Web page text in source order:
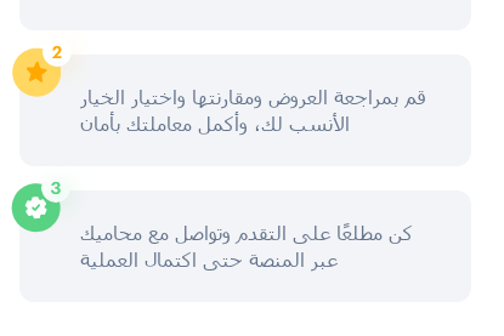
قم بمراجعة العروض ومقارنتها واختيار الخيار
الأنسب لك، وأكمل معاملتك بأمان
كن مطلعًا على التقدم وتواصل مع محاميك
عبر المنصة حتى اكتمال العملية